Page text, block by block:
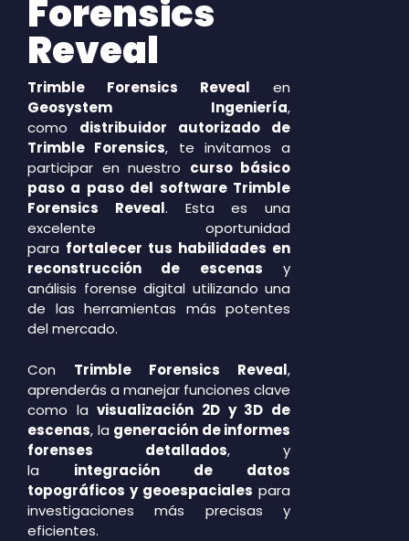
Forensics
Reveal
Trimble Forensics Reveal en
Geosystem Ingeniería,
como distribuidor autorizado de
Trimble Forensics, te invitamos a
participar en nuestro curso básico
paso a paso del software Trimble
Forensics Reveal. Esta es una
excelente oportunidad
para fortalecer tus habilidades en
reconstrucción de escenas y
análisis forense digital utilizando una
de las herramientas más potentes
del mercado.
Con Trimble Forensics Reveal,
aprenderás a manejar funciones clave
como lavisualización 2D y 3D de
escenas, la generación de informes
forenses detallados, y
la integración de datos
topográficos y geoespaciales para
investigaciones más precisas y
eficientes.